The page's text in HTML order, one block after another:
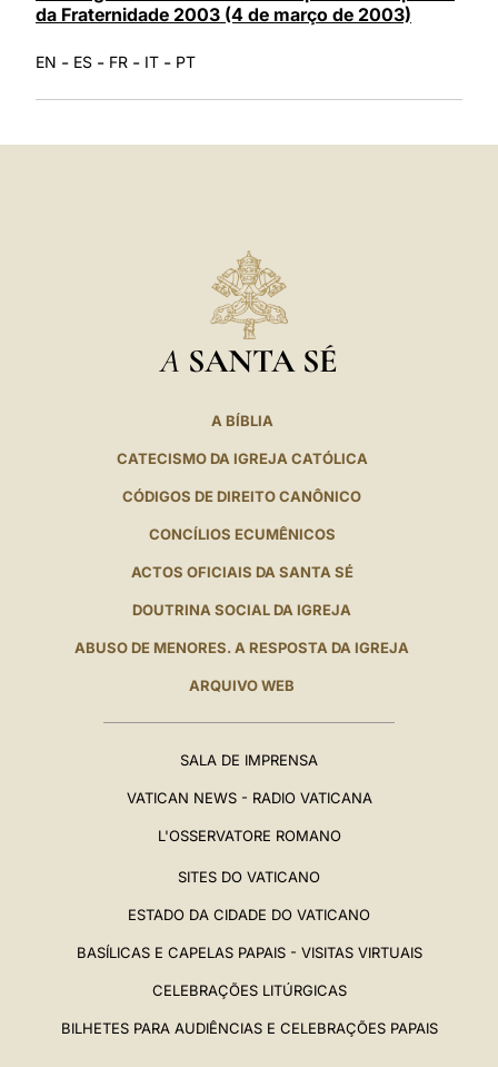
da Fraternidade 2003 (4 de março de 2003)
EN - ES - FR - IT - PT
A SANTA SÉ
A BÍBLIA
CATECISMO DA IGREJA CATÓLICA
CÓDIGOS DE DIREITO CANÔNICO
CONCÍLIOS ECUMÊNICOS
ACTOS OFICIAIS DA SANTA SÉ
DOUTRINA SOCIAL DA IGREJA
ABUSO DE MENORES. A RESPOSTA DA IGREJA
ARQUIVO WEB
SALA DE IMPRENSA
VATICAN NEWS - RADIO VATICANA
L'OSSERVATORE ROMANO
SITES DO VATICANO
ESTADO DA CIDADE DO VATICANO
BASÍLICAS E CAPELAS PAPAIS - VISITAS VIRTUAIS
CELEBRAÇÕES LITÚRGICAS
BILHETES PARA AUDIÊNCIAS E CELEBRAÇÕES PAPAIS